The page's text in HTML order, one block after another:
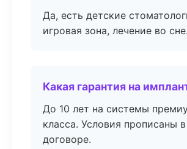
Да, есть детские
игровая зона, лечение во сне.
Какая гарантия на
До 10 лет на системы
класса. Условия прописаны в
договоре.